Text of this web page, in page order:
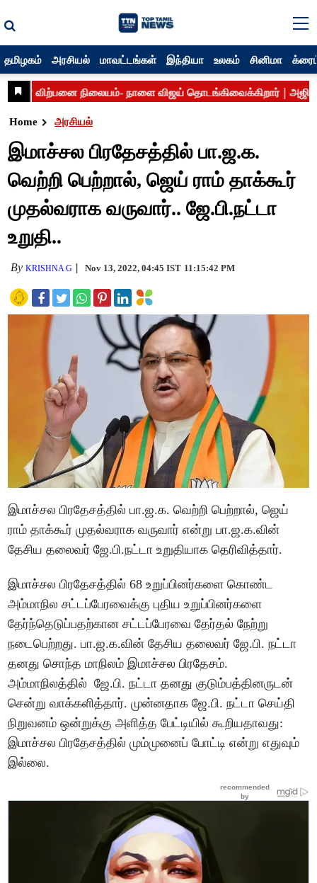
தமிழகம் அரசியல் மாவட்டங்கள் இந்தியா உலகம் சினிமா
Home அரசியல்
இமாச்சல பிரதேசத்தில் பா.ஜ.க.
வெற்றி பெற்றால், ஜெய் ராம் தாக்கூர்
முதல்வராக வருவார்.. ஜே.பி.நட்டா
உறுதி..
ByKRISHNA G Nov 13, 2022, 04:45 IST 11:15:42 PM
இமாச்சல பிரதேசத்தில் பா.ஜ.க. வெற்றி பெற்றால், ஜெய்
ராம் தாக்கூர் முதல்வராக வருவார் என்று பா.ஜ.க.வின்
தேசிய தலைவர் ஜே.பி.நட்டா உறுதியாக தெரிவித்தார்.
இமாச்சல பிரதேசத்தில் 68 உறுப்பினர்களை கொண்ட
அம்மாநில சட்டப்பேரவைக்கு புதிய உறுப்பினர்களை
தேர்ந்தெடுப்பதற்கான சட்டப்பேரவை தேர்தல் நேற்று
நடைபெற்றது. பா.ஜ.க.வின் தேசிய தலைவர் ஜே.பி. நட்டா
தனது சொந்த மாநிலம் இமாச்சல பிரதேசம்.
அம்மாநிலத்தில் ஜே.பி. நட்டா தனது குடும்பத்தினருடன்
சென்று வாக்களித்தார். முன்னதாக ஜே.பி. நட்டா செய்தி
நிறுவனம் ஒன்றுக்கு அளித்த பேட்டியில் கூறியதாவது:
இமாச்சல பிரதேசத்தில் மும்முனைப் போட்டி என்று எதுவும்
இல்லை.